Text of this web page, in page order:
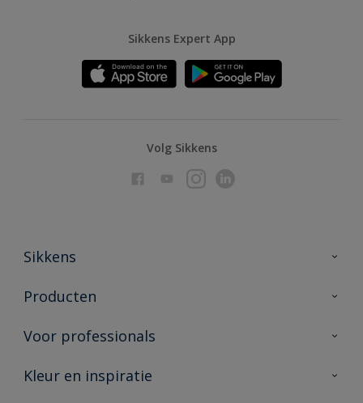
Sikkens Expert App
Volg Sikkens
Sikkens
Over Sikkens
Duurzaamheid
Producten
Producten voor binnen
Vind je verkooppunt
Voor professionals
Advies & service
Kleur en inspiratie